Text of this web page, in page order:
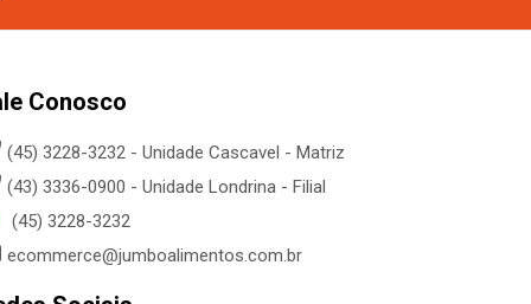
Conosco
(45) 3228-3232 - Unidade Cascavel - Matriz
(43) 3336-0900 - Unidade Londrina - Filial
(45) 3228-3232
ecommerce@jumboalimentos.com.br